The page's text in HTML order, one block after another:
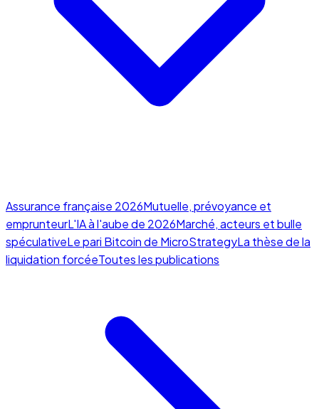
Assurance française 2026Mutuelle, prévoyance et
emprunteurL'IA à l'aube de 2026Marché, acteurs et bulle
spéculativeLe pari Bitcoin de MicroStrategyLa thèse de la
liquidation forcéeToutes les publications